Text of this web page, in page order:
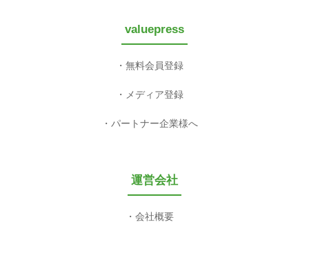
valuepress
無料会員登録
メディア登録
パートナー企業様へ
運営会社
会社概要